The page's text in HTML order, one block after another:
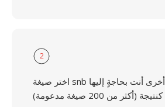
2
اختر صيغة snb أو أية صيغة أخرى أنت بحاجةٍ إليها
كنتيجة (أكثر من 200 صيغة مدعومة)